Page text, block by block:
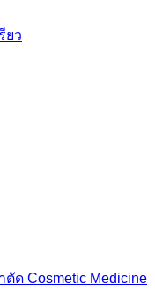
ยว
ด Cosmetic Medicine